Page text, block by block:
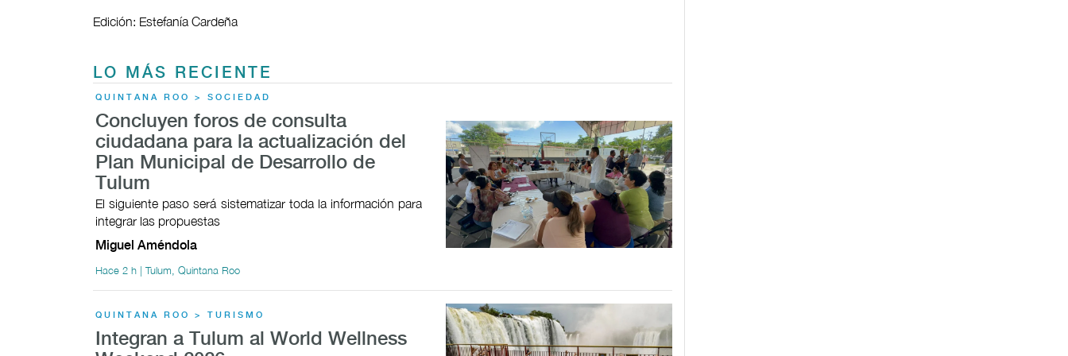
Edición: Estefanía Cardeña
LO MÁS RECIENTE
QUINTANA ROO > SOCIEDAD
Concluyen foros de consulta
ciudadana para la actualización del
Plan Municipal de Desarrollo de
Tulum
El siguiente paso será sistematizar toda la información para
integrar las propuestas
Miguel Améndola
Hace 2 h | Tulum, Quintana Roo
QUINTANA ROO > TURISMO
Integran a Tulum al World Wellness